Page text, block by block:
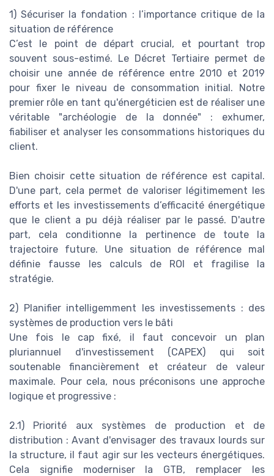
1) Sécuriser la fondation : l’importance critique de la
situation de référence
C’est le point de départ crucial, et pourtant trop
souvent sous-estimé. Le Décret Tertiaire permet de
choisir une année de référence entre 2010 et 2019
pour fixer le niveau de consommation initial. Notre
premier rôle en tant qu'énergéticien est de réaliser une
véritable "archéologie de la donnée" : exhumer,
fiabiliser et analyser les consommations historiques du
client.
Bien choisir cette situation de référence est capital.
D'une part, cela permet de valoriser légitimement les
efforts et les investissements d’efficacité énergétique
que le client a pu déjà réaliser par le passé. D'autre
part, cela conditionne la pertinence de toute la
trajectoire future. Une situation de référence mal
définie fausse les calculs de ROI et fragilise la
stratégie.
2) Planifier intelligemment les investissements : des
systèmes de production vers le bâti
Une fois le cap fixé, il faut concevoir un plan
pluriannuel d'investissement (CAPEX) qui soit
soutenable financièrement et créateur de valeur
maximale. Pour cela, nous préconisons une approche
logique et progressive :
2.1) Priorité aux systèmes de production et de
distribution : Avant d'envisager des travaux lourds sur
la structure, il faut agir sur les vecteurs énergétiques.
Cela signifie moderniser la GTB, remplacer les